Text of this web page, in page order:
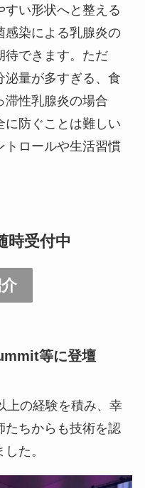
すい形状へと整える
感染による乳腺炎の
待できます。ただ
泌量が多すぎる、食
滞性乳腺炎の場合
に防ぐことは難しい
トロールや生活習慣
時受付中
等に登壇
上の経験を積み、幸
たちからも技術を認
た。